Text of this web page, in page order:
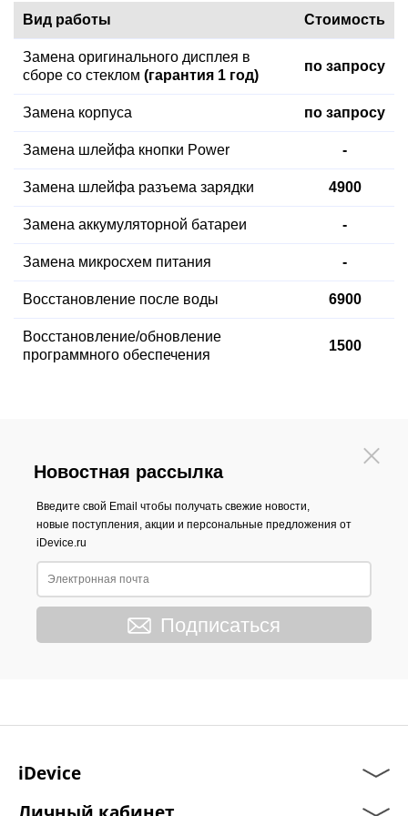
Вид работы Стоимость
Замена оригинального дисплея в
сборе со стеклом (гарантия 1 год)
по запросу
Замена корпуса по запросу
Замена шлейфа кнопки Power -
Замена шлейфа разъема зарядки 4900
Замена аккумуляторной батареи -
Замена микросхем питания -
Восстановление после воды 6900
Восстановление/обновление
программного обеспечения
1500
Новостная рассылка
Введите свой Email чтобы получать свежие новости,
новые поступления, акции и персональные предложения от
iDevice.ru
Подписаться
iDevice